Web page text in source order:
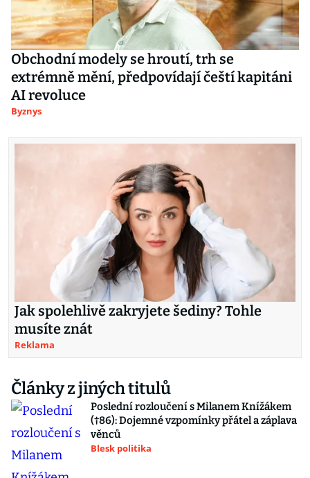
Obchodní modely se hroutí, trh se
extrémně mění, předpovídají čeští kapitáni
AI revoluce
Byznys
Jak spolehlivě zakryjete šediny? Tohle
musíte znát
Reklama
Články z jiných titulů
Poslední rozloučení s Milanem Knížákem
(†86): Dojemné vzpomínky přátel a záplava
věnců
Blesk politika